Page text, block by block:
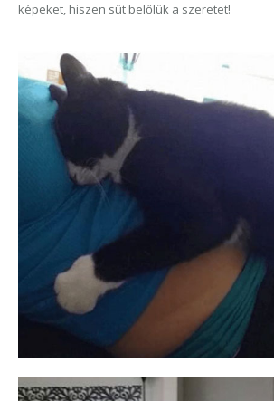
képeket, hiszen süt belőlük a szeretet!